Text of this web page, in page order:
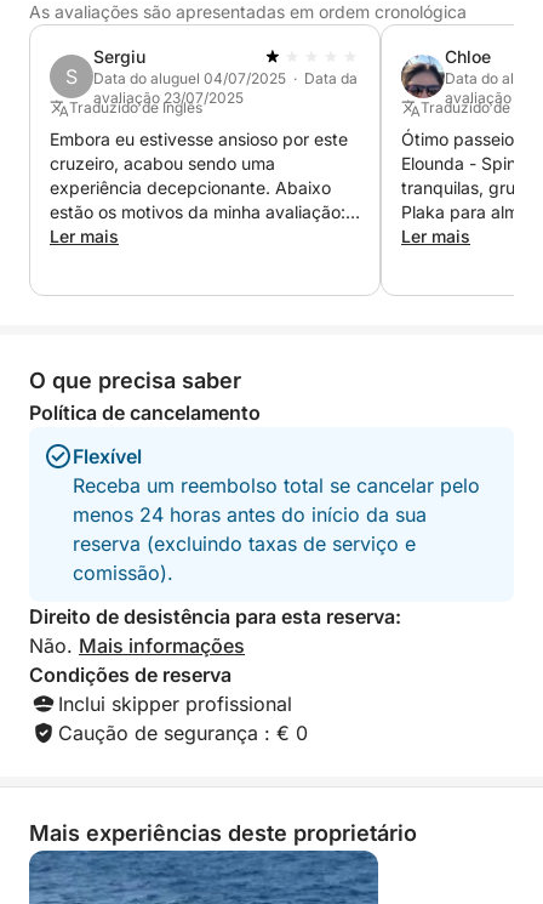
As avaliações são apresentadas em ordem cronológica
S
Sergiu
Data do aluguel 04/07/2025 · Data da
avaliação 23/07/2025
Traduzido de Inglês
Embora eu estivesse ansioso por este
cruzeiro, acabou sendo uma
experiência decepcionante. Abaixo
estão os motivos da minha avaliação: •
O tempo estava muito ruim (ventos
garantiu que tudo ficaria bem, mas
não foi o caso. • Devido ao mau tempo
e a viagem se transformou em um
pesadelo. • Embora a viagem devesse
durar 5 horas, durou apenas 2, e
fomos deixados em um porto diferente
do de onde havíamos partido. • Ao
chegarmos, chamaram um táxi para
chegamos, o motorista nos cobrou 20
euros. (Mesmo tendo pago 790 euros
e não tendo usufruído dos serviços
prometidos.) Uma experiência
decepcionante — tenha cuidado ao
reservar algo assim. Mais uma
cigarros a bordo…
Ler mais
Chloe
Data do
avaliação 12/
Traduzido de
Ótimo passeio
Elounda -
tranquilas,
Plaka para
ventoso, mas o
Ler mais
O que precisa saber
Política de cancelamento
Flexível
Receba um reembolso total se cancelar pelo
menos 24 horas antes do início da sua
reserva (excluindo taxas de serviço e
comissão).
Direito de desistência para esta reserva:
Não. Mais informações
Condições de reserva
Inclui skipper profissional
Caução de segurança : € 0
Mais experiências deste proprietário